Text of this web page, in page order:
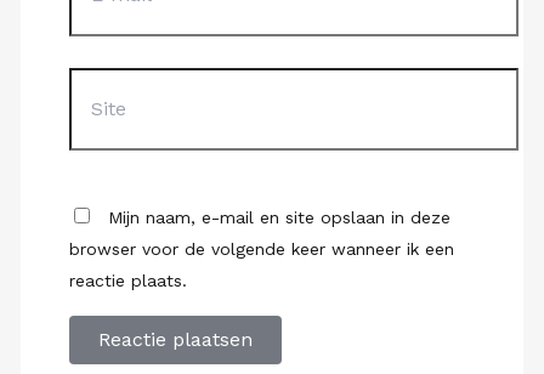
Mijn naam, e-mail en site opslaan in deze
browser voor de volgende keer wanneer ik een
reactie plaats.